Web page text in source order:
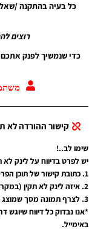
כל בעיה בהתקנה /
רוצים
כדי שנמשיך לפנק
קישור ההורדה לא
שימו לב..!
יש לפרט בדיווח על לינק
1. כתובת קישור של תוכן הפרסום.
2. איזה לינק לא תקין (במקרה שיש יותר מלינק 1).
3. לצרף תמונה מסך שמוצג ברגע לחיצה על לינק (לא חובה אבל יעזור מאוד).
*אנו נבדוק כל דיווח שיוגש
באימייל.